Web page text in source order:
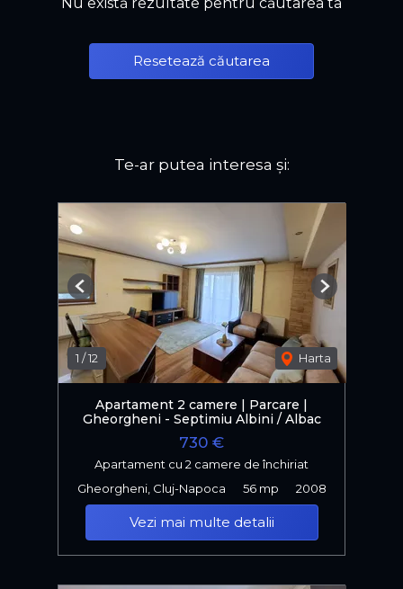
Resetează căutarea
Te-ar putea interesa și:
1 /12 Harta
Previous Next
Apartament 2 camere | Parcare |
Gheorgheni - Septimiu Albini / Albac
730 €
Apartament cu 2 camere de închiriat
Gheorgheni, Cluj-Napoca
56 mp 2008
Vezi mai multe detalii